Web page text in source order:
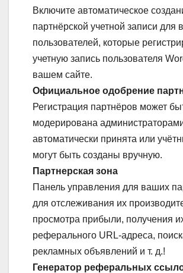
Включите автоматическое
партнёрской учетной записи для
пользователей, которые
учетную запись пользователя
вашем сайте.
Официальное одобрение
Регистрация партнёров может
модерирована
автоматически принята или
могут быть созданы вручную.
Партнерская зона
Панель управления для ваших
для отслеживания их
просмотра прибыли, получения
реферального URL-адреса,
рекламных объявлений и т. д.!
Генератор реферальных